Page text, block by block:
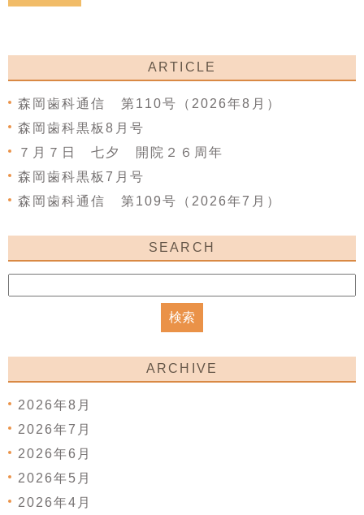
ARTICLE
森岡歯科通信 第110号（2026年8月）
森岡歯科黒板8月号
７月７日 七夕 開院２６周年
森岡歯科黒板7月号
森岡歯科通信 第109号（2026年7月）
SEARCH
ARCHIVE
2026年8月
2026年7月
2026年6月
2026年5月
2026年4月